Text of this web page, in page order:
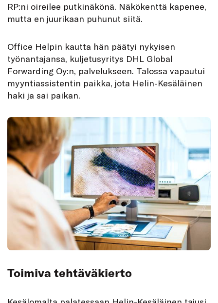
RP:ni oireilee putkinäkönä. Näkökenttä kapenee,
mutta en juurikaan puhunut siitä.
Office Helpin kautta hän päätyi nykyisen
työnantajansa, kuljetusyritys DHL Global
Forwarding Oy:n, palvelukseen. Talossa vapautui
myyntiassistentin paikka, jota Helin-Kesäläinen
haki ja sai paikan.
Toimiva tehtäväkierto